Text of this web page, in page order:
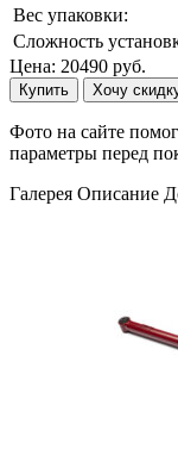
Вес упаковки:
Сложность
Цена: 20490 руб.
Купить Хочу
Фото на сайте
параметры перед
Галерея Описание